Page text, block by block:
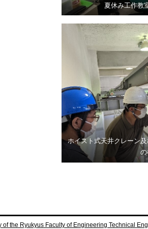
夏休み工作教
ホイスト式天井クレーン
of the Ryukyus Faculty of Engineering Technical